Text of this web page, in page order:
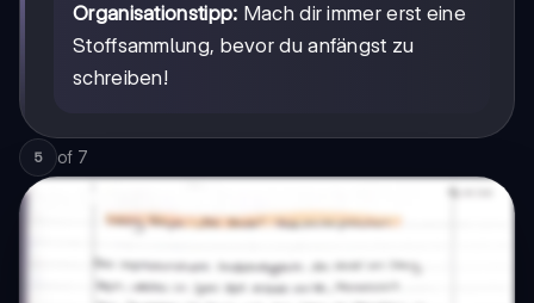
Organisationstipp: Mach dir immer erst eine
Stoffsammlung, bevor du anfängst zu
schreiben!
5 of 7